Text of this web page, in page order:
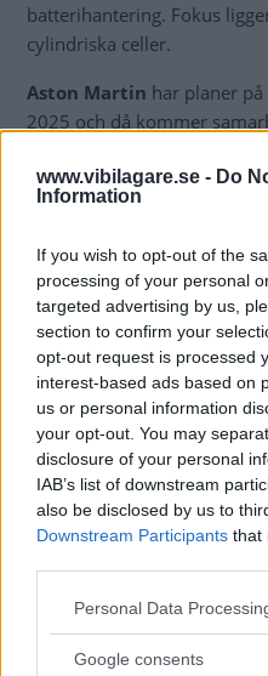
www.vibilagare.se - Do
Information
If you wish to opt-out of the
processing of your personal
targeted advertising by us,
section to confirm your
opt-out request is processed
interest-based ads based on
us or personal information
your opt-out. You may
disclosure of your personal
IAB’s list of downstream
also be disclosed by us to
Downstream Participants that
Please note that this
not limited to your visit or
Personal Data
Google consents
batterihantering. Fokus
cylindriska celler.
Aston Martin har planer
2025 och då kommer
pass. Redan ett år tidigare,
sin första laddhybrid,
mittmonterad motor.